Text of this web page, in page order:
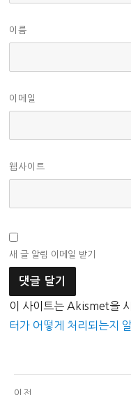
이름
이메일
웹사이트
새 글 알림 이메일 받기
이 사이트는 Akismet을
터가 어떻게 처리되는지
글
이전